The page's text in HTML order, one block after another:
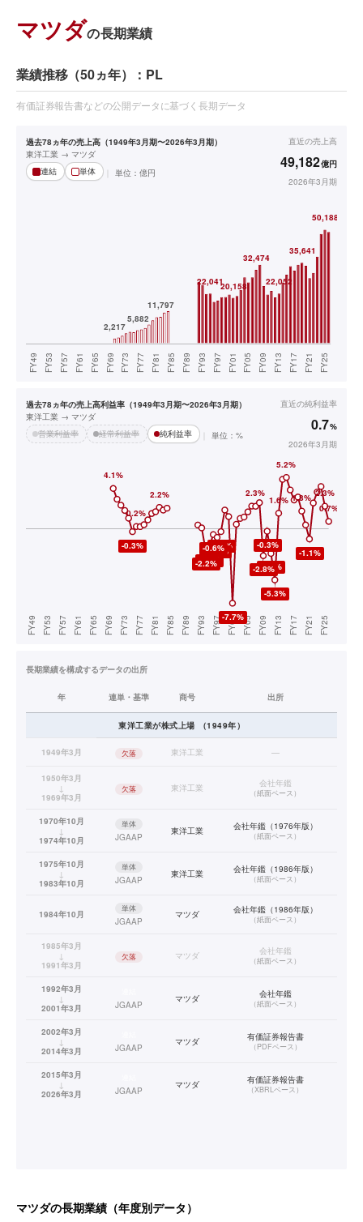
マツダの長期業績
業績推移（50ヵ年）：PL
有価証券報告書などの公開データに基づく長期データ
過去78ヵ年の売上高（1949年3月期〜2026年3月期）
東洋工業 → マツダ
連結
単体 単位： 億円
直近の売上高
49,182億円
2026年3月期
過去78ヵ年の売上高利益率（1949年3月期〜2026年3月期）
東洋工業 → マツダ
営業利益率
経常利益率 純利益率 単位：%
直近の純利益率
0.7%
2026年3月期
長期業績を構成するデータの出所
年 連単・基準 商号 出所
東洋工業が株式上場 （1949年）
1949年3月 欠落 東洋工業 —
1950年3月
↓
1969年3月
欠落 東洋工業 会社年鑑
（紙面ベース）
1970年10月
↓
1974年10月
単体
JGAAP
東洋工業 会社年鑑（1976年版）
（紙面ベース）
1975年10月
↓
1983年10月
単体
JGAAP
東洋工業 会社年鑑（1986年版）
（紙面ベース）
1984年10月
単体
JGAAP
マツダ 会社年鑑（1986年版）
（紙面ベース）
1985年3月
↓
1991年3月
欠落 マツダ 会社年鑑
（紙面ベース）
1992年3月
↓
2001年3月
JGAAP
マツダ 会社年鑑
（紙面ベース）
2002年3月
↓
2014年3月
JGAAP
マツダ 有価証券報告書
（PDFベース）
2015年3月
↓
2026年3月
JGAAP
マツダ 有価証券報告書
（XBRLベース）
マツダの長期業績（年度別データ）